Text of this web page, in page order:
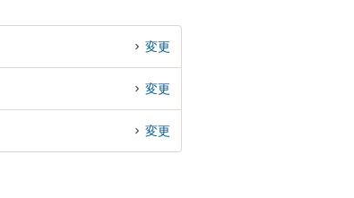
変更
変更
変更